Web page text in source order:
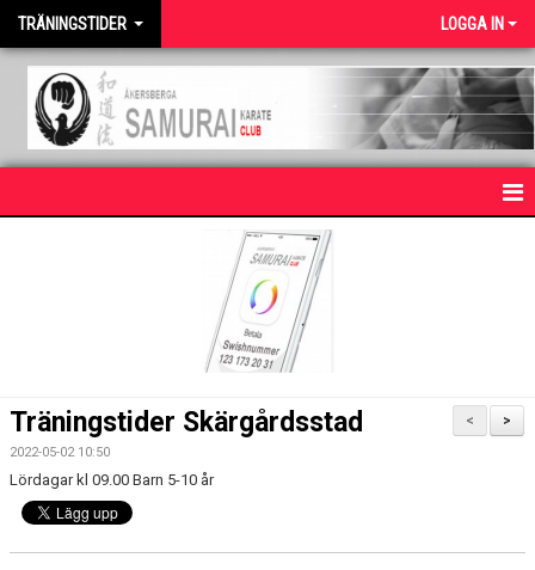
TRÄNINGSTIDER LOGGA IN
>
<
Träningstider Skärgårdsstad
2022-05-02 10:50
Lördagar kl 09.00 Barn 5-10 år